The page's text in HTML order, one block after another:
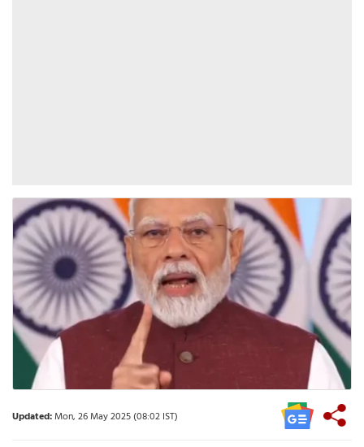
Updated:Mon, 26 May 2025 (08:02 IST)